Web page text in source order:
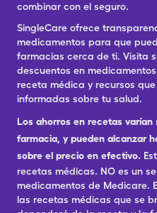
combinar con el seguro.
SingleCare ofrece
medicamentos para que
farmacias cerca de ti. Visita
descuentos en
receta médica y recursos
informadas sobre tu salud.
Los ahorros en recetas
farmacia, y pueden alcanzar
sobre el precio en efectivo.
recetas médicas. NO es un
medicamentos de Medicare.
las recetas médicas que se